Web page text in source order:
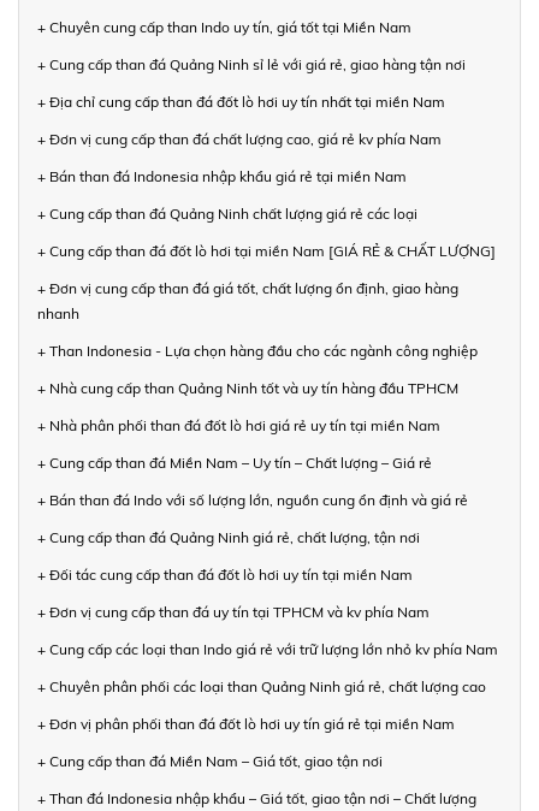
+ Chuyên cung cấp than Indo uy tín, giá tốt tại Miền Nam
+ Cung cấp than đá Quảng Ninh sỉ lẻ với giá rẻ, giao hàng tận nơi
+ Địa chỉ cung cấp than đá đốt lò hơi uy tín nhất tại miền Nam
+ Đơn vị cung cấp than đá chất lượng cao, giá rẻ kv phía Nam
+ Bán than đá Indonesia nhập khẩu giá rẻ tại miền Nam
+ Cung cấp than đá Quảng Ninh chất lượng giá rẻ các loại
+ Cung cấp than đá đốt lò hơi tại miền Nam [GIÁ RẺ & CHẤT LƯỢNG]
+ Đơn vị cung cấp than đá giá tốt, chất lượng ổn định, giao hàng
nhanh
+ Than Indonesia - Lựa chọn hàng đầu cho các ngành công nghiệp
+ Nhà cung cấp than Quảng Ninh tốt và uy tín hàng đầu TPHCM
+ Nhà phân phối than đá đốt lò hơi giá rẻ uy tín tại miền Nam
+ Cung cấp than đá Miền Nam – Uy tín – Chất lượng – Giá rẻ
+ Bán than đá Indo với số lượng lớn, nguồn cung ổn định và giá rẻ
+ Cung cấp than đá Quảng Ninh giá rẻ, chất lượng, tận nơi
+ Đối tác cung cấp than đá đốt lò hơi uy tín tại miền Nam
+ Đơn vị cung cấp than đá uy tín tại TPHCM và kv phía Nam
+ Cung cấp các loại than Indo giá rẻ với trữ lượng lớn nhỏ kv phía Nam
+ Chuyên phân phối các loại than Quảng Ninh giá rẻ, chất lượng cao
+ Đơn vị phân phối than đá đốt lò hơi uy tín giá rẻ tại miền Nam
+ Cung cấp than đá Miền Nam – Giá tốt, giao tận nơi
+ Than đá Indonesia nhập khẩu – Giá tốt, giao tận nơi – Chất lượng